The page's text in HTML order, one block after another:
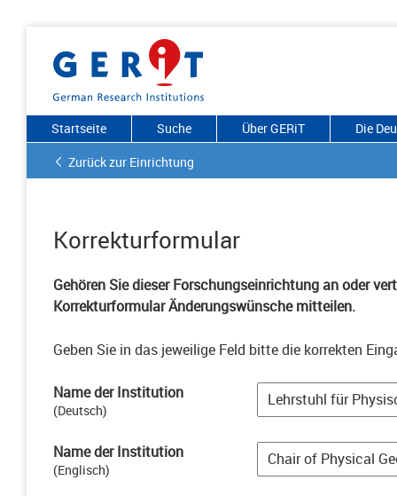
Startseite Suche Über GERiT
Die
Zurück zur Einrichtung
Korrekturformular
Gehören Sie dieser Forschungseinrichtung an oder
Korrekturformular Änderungswünsche mitteilen.
Geben Sie in das jeweilige Feld bitte die korrekten
Name der Institution
(Deutsch)
Name der Institution
(Englisch)